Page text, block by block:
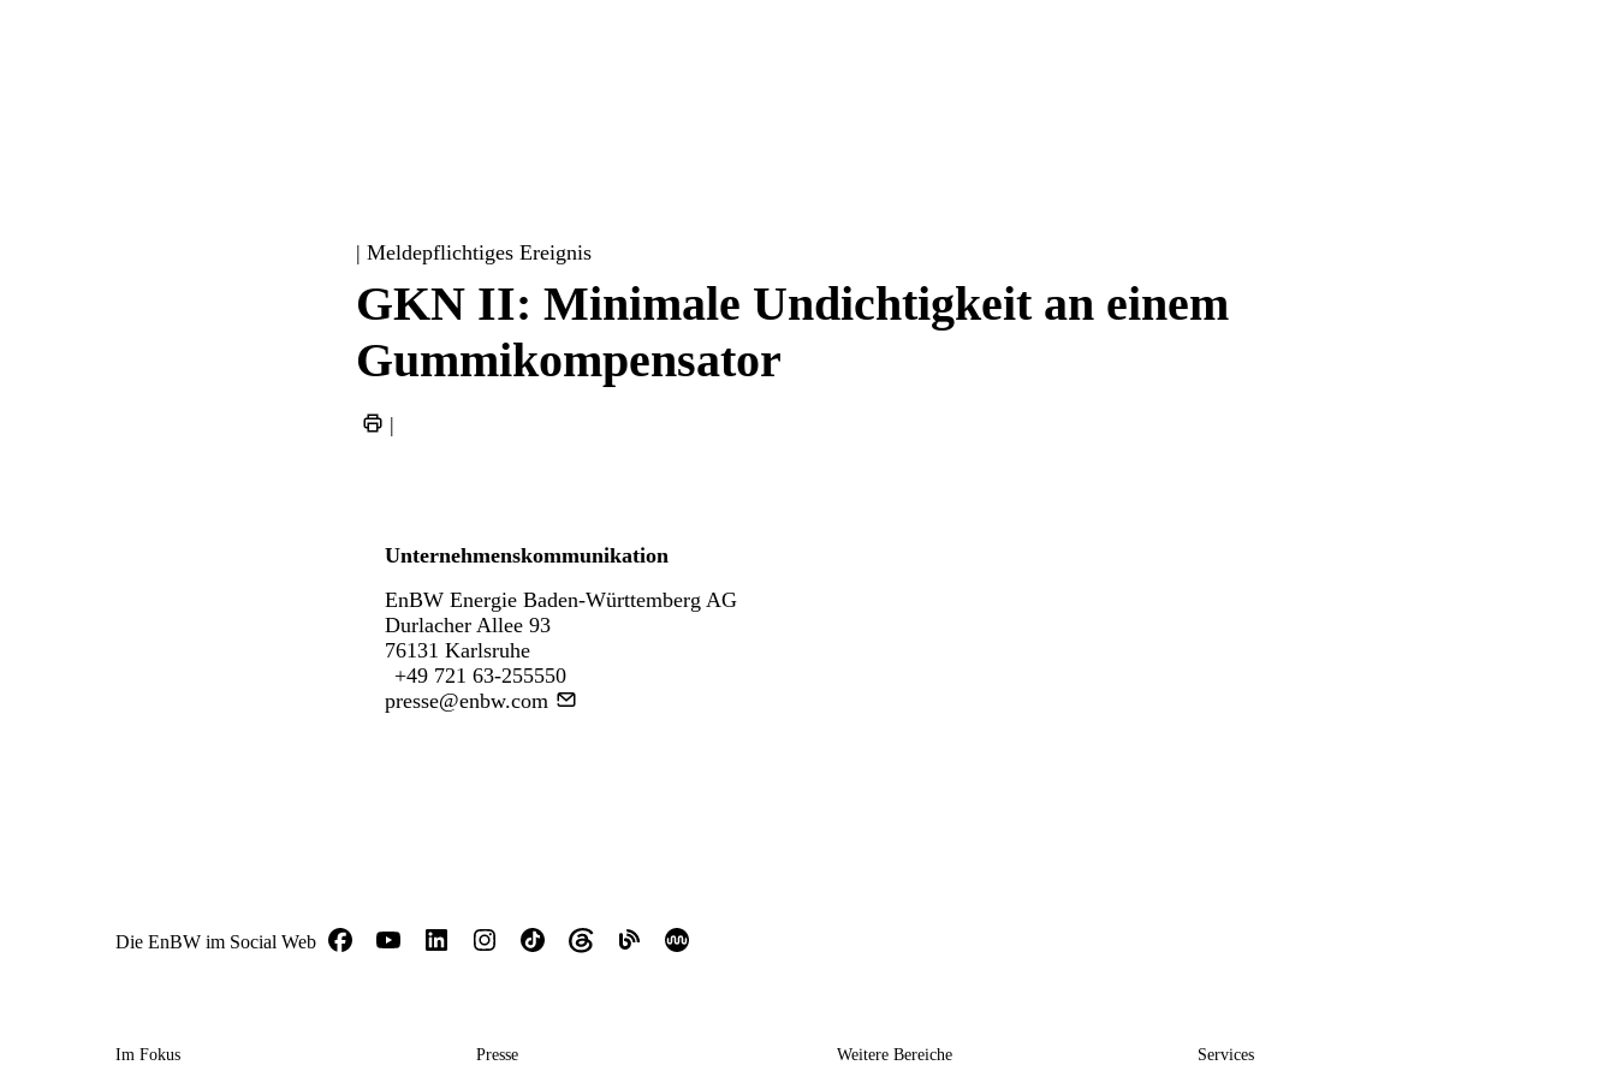
| Meldepflichtiges Ereignis
GKN II: Minimale Undichtigkeit an einem
Gummikompensator
|
Unternehmenskommunikation
EnBW Energie Baden-Württemberg AG
Durlacher Allee 93
76131 Karlsruhe
+49 721 63-255550
presse@enbw.com
Die EnBW im Social Web
Im Fokus Presse Weitere Bereiche Services